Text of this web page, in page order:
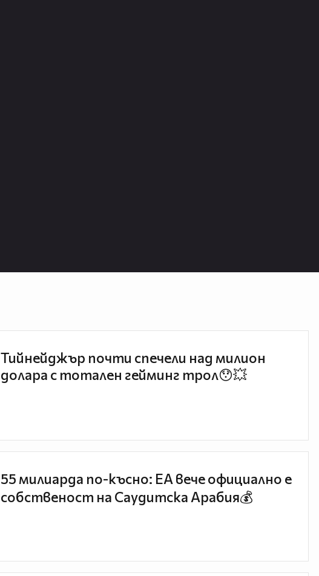
Тийнейджър почти спечели над милион
долара с тотален гейминг трол😯💥
55 милиарда по-късно: EA вече официално е
собственост на Саудитска Арабия💰